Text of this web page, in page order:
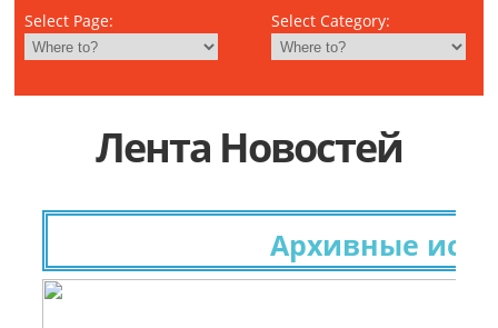
Select Page: Select Category:
Лента Новостей
Архивные